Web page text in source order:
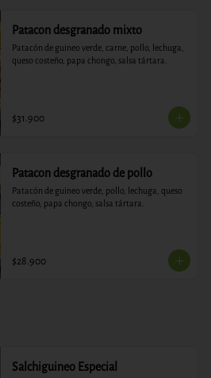
Patacon desgranado mixto
Patacón de guineo verde, carne, pollo, lechuga,
queso costeño, papa chongo, salsa tártara.
$31.900
Patacon desgranado de pollo
Patacón de guineo verde, pollo, lechuga, queso
costeño, papa chongo, salsa tártara.
$28.900
Salchiguineo Especial